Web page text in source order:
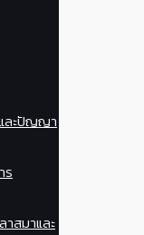
ละปัญญา
ร
าสมาและ